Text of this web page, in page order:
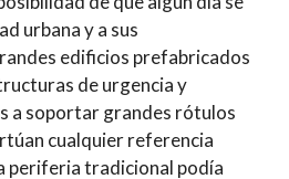
urbana y a sus
edificios prefabricados
de urgencia y
a soportar grandes rótulos
cualquier referencia
periferia tradicional podía